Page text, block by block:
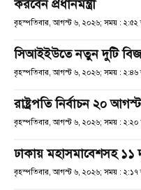
করবেন প্রধানমন্ত্রী
বৃহস্পতিবার, আগস্ট ৬, ২০২৬; সময় : ২:৫২
সিআইইউতে নতুন দুটি
বৃহস্পতিবার, আগস্ট ৬, ২০২৬; সময় : ২:৪৬
রাষ্ট্রপতি নির্বাচন ২০ আগস্ট
বৃহস্পতিবার, আগস্ট ৬, ২০২৬; সময় : ২:২০
ঢাকায় মহাসমাবেশসহ
বৃহস্পতিবার, আগস্ট ৬, ২০২৬; সময় : ২:১৭